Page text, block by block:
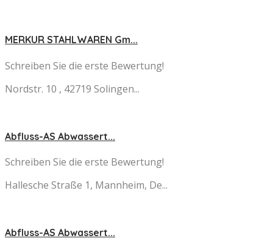
MERKUR STAHLWAREN Gm...
Schreiben Sie die erste Bewertung!
Nordstr. 10 , 42719 Solingen...
Abfluss-AS Abwassert...
Schreiben Sie die erste Bewertung!
Hallesche Straße 1, Mannheim, De...
Abfluss-AS Abwassert...